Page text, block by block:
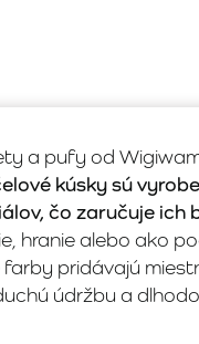
a pufy od
kúsky sú
čo zaručuje ich
hranie alebo ako
farby pridávajú
údržbu a